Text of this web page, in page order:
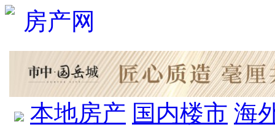
本地房产 国内楼市 海